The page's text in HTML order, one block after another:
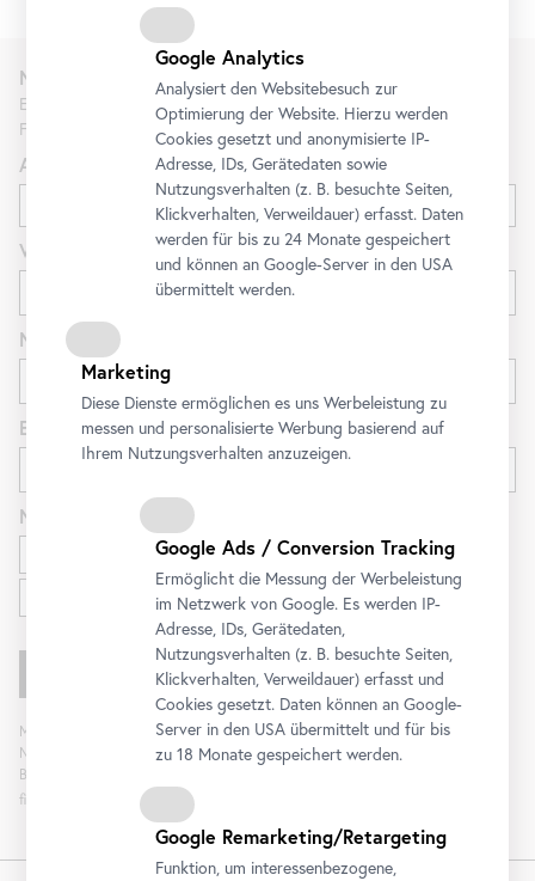
Newsletter
Erfahren Sie als Erste*r über neue Ausstellungen, Workshops,
Führungen und Aktionen des Belvedere.
Anrede
Vorname
Nachname
E-Mail
Newsletter für
Ausstellungen und Programm
Mit „Registrieren“ stimmen Sie der Verarbeitung Ihrer Daten sowie Analyse der
Newsletterinteraktion zum Zweck der Newsletterzusendung durch das
Belvedere zu. Die Einwilligung kann widerrufen werden. Weitere Informationen
finden Sie
Google Analytics
Analysiert den Websitebesuch zur
Optimierung der Website. Hierzu werden
Cookies gesetzt und anonymisierte IP-
Adresse, IDs, Gerätedaten sowie
Nutzungsverhalten (z. B. besuchte Seiten,
Klickverhalten, Verweildauer) erfasst. Daten
werden für bis zu 24 Monate gespeichert
und können an Google-Server in den USA
übermittelt werden.
Marketing
Diese Dienste ermöglichen es uns Werbeleistung zu
messen und personalisierte Werbung basierend auf
Ihrem Nutzungsverhalten anzuzeigen.
Google Ads / Conversion Tracking
Ermöglicht die Messung der Werbeleistung
im Netzwerk von Google. Es werden IP-
Adresse, IDs, Gerätedaten,
Nutzungsverhalten (z. B. besuchte Seiten,
Klickverhalten, Verweildauer) erfasst und
Cookies gesetzt. Daten können an Google-
Server in den USA übermittelt und für bis
zu 18 Monate gespeichert werden.
Google Remarketing/Retargeting
Funktion, um interessenbezogene,